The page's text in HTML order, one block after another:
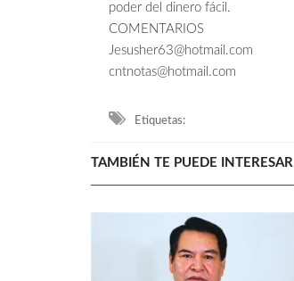
poder del dinero fácil.
COMENTARIOS
Jesusher63@hotmail.com
cntnotas@hotmail.com
Etiquetas:
TAMBIÉN TE PUEDE INTERESAR